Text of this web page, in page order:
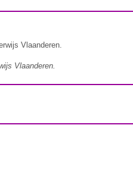
Vlaanderen.
Vlaanderen.